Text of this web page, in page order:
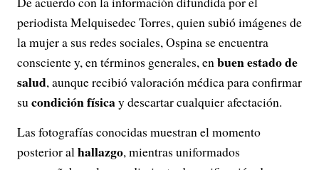
periodista Melquisedec Torres, quien subió imágenes de
la mujer a sus redes sociales, Ospina se encuentra
consciente y, en términos generales, enbuen estado de
salud, aunque recibió valoración médica para confirmar
sucondición físicay descartar cualquier afectación.
Las fotografías conocidas muestran el momento
posterior alhallazgo, mientras uniformados